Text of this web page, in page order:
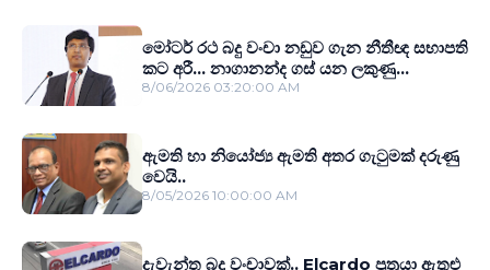
මෝටර් රථ බදු වංචා නඩුව ගැන නීතීඥ සභාපති
කට අරී... නාගානන්ද ගස් යන ලකුණු...
8/06/2026 03:20:00 AM
ඇමති හා නියෝජ්‍ය ඇමති අතර ගැටුමක් දරුණු
වෙයි..
8/05/2026 10:00:00 AM
දැවැන්ත බදු වංචාවක්.. Elcardo පුත‍්‍රයා ඇතුළු